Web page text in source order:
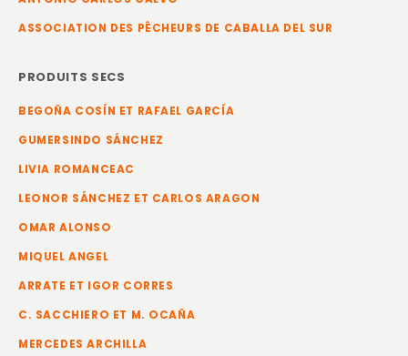
ASSOCIATION DES PÊCHEURS DE CABALLA DEL SUR
PRODUITS SECS
BEGOÑA COSÍN ET RAFAEL GARCÍA
GUMERSINDO SÁNCHEZ
LIVIA ROMANCEAC
LEONOR SÁNCHEZ ET CARLOS ARAGON
OMAR ALONSO
MIQUEL ANGEL
ARRATE ET IGOR CORRES
C. SACCHIERO ET M. OCAÑA
MERCEDES ARCHILLA